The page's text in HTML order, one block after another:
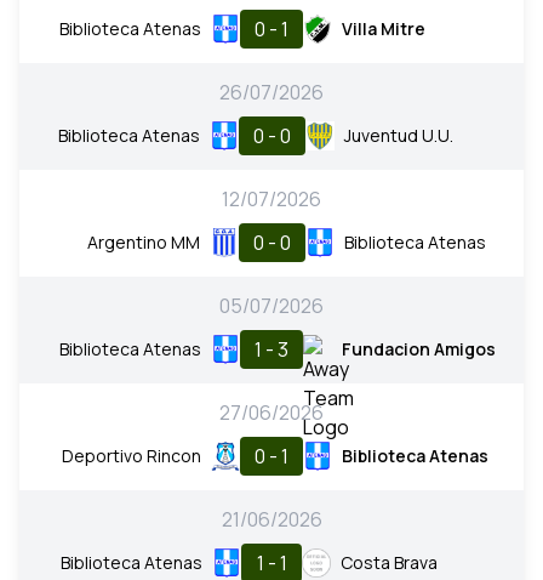
Biblioteca Atenas 0 - 1 Villa Mitre
26/07/2026
Biblioteca Atenas 0 - 0 Juventud U.U.
12/07/2026
Argentino MM 0 - 0 Biblioteca Atenas
05/07/2026
Biblioteca Atenas 1 - 3 Fundacion Amigos
27/06/2026
Deportivo Rincon 0 - 1 Biblioteca Atenas
21/06/2026
Biblioteca Atenas 1 - 1 Costa Brava